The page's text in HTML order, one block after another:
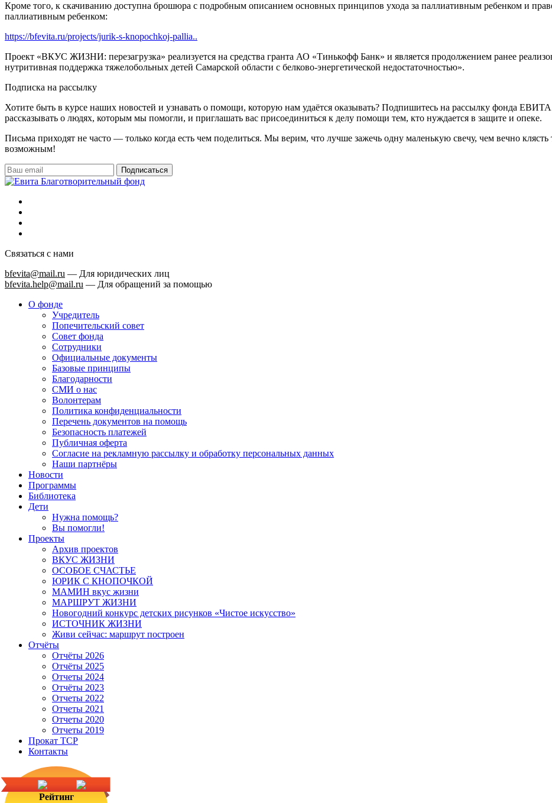
Кроме того, к скачиванию доступна брошюра с подробным описанием основных принципов ухода за паллиативным ребенком и
паллиативным ребенком:
https://bfevita.ru/projects/jurik-s-knopochkoj-pallia..
Проект «ВКУС ЖИЗНИ: перезагрузка» реализуется на средства гранта АО «Тинькофф Банк» и является продолжением ранее
нутритивная поддержка тяжелобольных детей Самарской области с белково-энергетической недостаточностью».
Подписка на рассылку
Хотите быть в курсе наших новостей и узнавать о помощи, которую нам удаётся оказывать? Подпишитесь на рассылку фонда
рассказывать о людях, которым мы помогли, и приглашать вас присоединиться к делу помощи тем, кто нуждается в защите и опеке.
Письма приходят не часто — только когда есть чем поделиться. Мы верим, что лучше зажечь одну маленькую свечу, чем вечно
возможным!
Подписаться
Связаться с нами
bfevita@mail.ru — Для юридических лиц
bfevita.help@mail.ru — Для обращений за помощью
О фонде
Учредитель
Попечительский совет
Совет фонда
Сотрудники
Официальные документы
Базовые принципы
Благодарности
СМИ о нас
Волонтерам
Политика конфиденциальности
Перечень документов на помощь
Безопасность платежей
Публичная оферта
Согласие на рекламную рассылку и обработку персональных данных
Наши партнёры
Новости
Программы
Библиотека
Дети
Нужна помощь?
Вы помогли!
Проекты
Архив проектов
ВКУС ЖИЗНИ
ОСОБОЕ СЧАСТЬЕ
ЮРИК С КНОПОЧКОЙ
МАМИН вкус жизни
МАРШРУТ ЖИЗНИ
Новогодний конкурс детских рисунков «Чистое искусство»
ИСТОЧНИК ЖИЗНИ
Живи сейчас: маршрут построен
Отчёты
Отчёты 2026
Отчёты 2025
Отчеты 2024
Отчёты 2023
Отчеты 2022
Отчеты 2021
Отчеты 2020
Отчеты 2019
Прокат ТСР
Контакты
Рейтинг